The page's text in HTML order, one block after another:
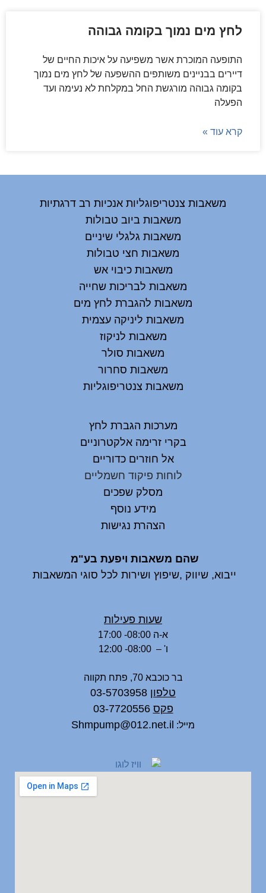
לחץ מים נמוך בקומה גבוהה
התופעה המוכרת אשר משפיעה על איכות החיים של
דיירים בבניינים משותפים ההשפעה של לחץ מים נמוך
בקומה גבוהה מורגשת החל במקלחת לא נעימה ועד
הפעלה
קרא עוד »
משאבות צנטריפוגליות אנכיות רב דרגתיות
משאבות ביוב טבולות
משאבות גלגלי שיניים
משאבות חצי טבולות
משאבות כיבוי אש
משאבות לבריכות שחייה
משאבות להגברת לחץ מים
משאבות ליניקה עצמית
משאבות לניקוז
משאבות סולר
משאבות סחרור
משאבות צנטריפוגליות
מערכות הגברת לחץ
בקרי זרימה אלקטרוניים
אל חוזרים כדוריים
לוחות פיקוד חשמליים
מסלק שפכים
מידע נוסף
הצהרת נגישות
שהם משאבות ויפעת בע"מ
ייבוא, שיווק ,שיפוץ ושירות לכל סוגי המשאבות
שעות פעילות
א-ה 08:00- 17:00
ו' – 08:00- 12:00
בר כוכבא 70, פתח תקווה
טלפון 03-5703958
פקס 03-7720556
מייל: Shmpump@012.net.il